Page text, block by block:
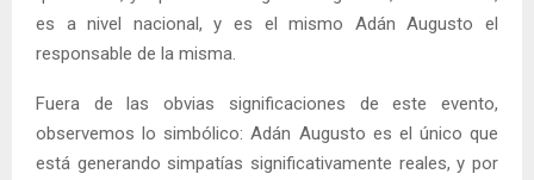
es a nivel nacional, y es el mismo Adán Augusto el
responsable de la misma.
Fuera de las obvias significaciones de este evento,
observemos lo simbólico: Adán Augusto es el único que
está generando simpatías significativamente reales, y por